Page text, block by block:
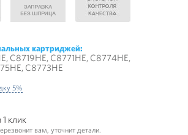
картриджей:
C8719HE, C8771HE, C8774HE,
C8773HE
5%
1 клик
вам, уточнит детали.